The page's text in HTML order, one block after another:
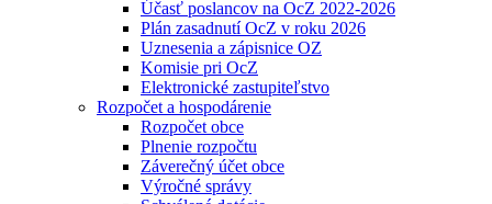
Účasť poslancov na OcZ 2022-2026
Plán zasadnutí OcZ v roku 2026
Uznesenia a zápisnice OZ
Komisie pri OcZ
Elektronické zastupiteľstvo
Rozpočet a hospodárenie
Rozpočet obce
Plnenie rozpočtu
Záverečný účet obce
Výročné správy